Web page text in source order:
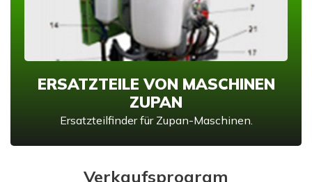
ERSATZTEILE VON MASCHINEN
ZUPAN
Ersatzteilfinder für Zupan-Maschinen.
Verkaufsprogram